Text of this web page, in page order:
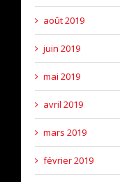
août 2019
juin 2019
mai 2019
avril 2019
mars 2019
février 2019